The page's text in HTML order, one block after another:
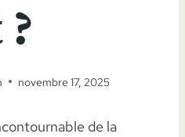
novembre 17, 2025
de la